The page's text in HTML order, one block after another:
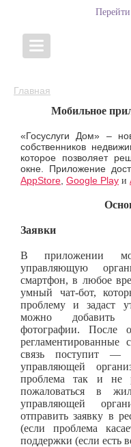
Главная
Мобильное
«Госуслуги Дом» –
собственников
которое позволяет
окне. Приложение
AppStore Google Play и
Заявки
В приложении
управляющую
смартфон, в любое
умный чат-бот,
проблему и задаст
можно добавить
фотографии. После
регламентированные
связь поступит —
управляющей
проблема так и не
пожаловаться в
управляющей
отправить заявку в
(если проблема
поддержки (если есть